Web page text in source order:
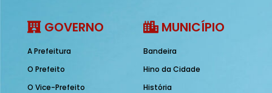
GOVERNO
A Prefeitura
O Prefeito
O Vice-Prefeito
MUNICÍPIO
Bandeira
Hino da Cidade
História